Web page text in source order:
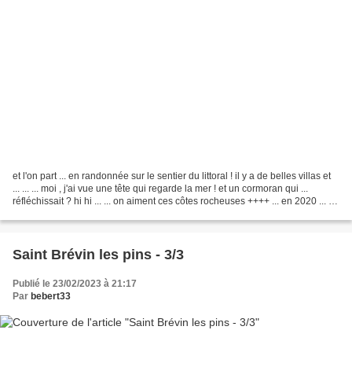
et l'on part ... en randonnée sur le sentier du littoral ! il y a de belles villas et
... ... ... moi , j'ai vue une tête qui regarde la mer ! et un cormoran qui ...
réfléchissait ? hi hi ... ... on aiment ces côtes rocheuses ++++ ... en 2020 ... et
Saint Brévin les pins - 3/3
Publié le 23/02/2023 à 21:17
Par bebert33